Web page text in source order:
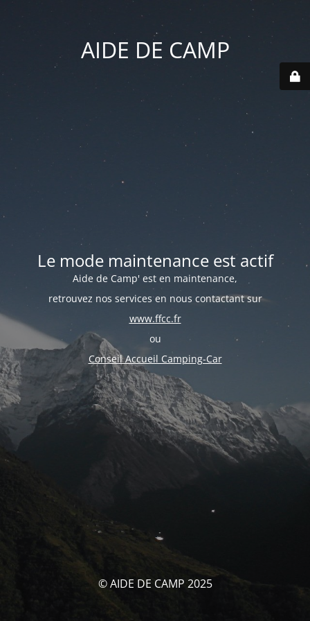
AIDE DE CAMP
Le mode maintenance est actif
Aide de Camp' est en maintenance,
retrouvez nos services en nous contactant sur
www.ffcc.fr
ou
Conseil Accueil Camping-Car
© AIDE DE CAMP 2025